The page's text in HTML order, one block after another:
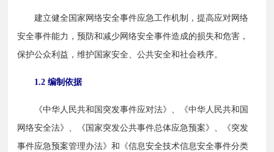
建立健全国家网络安全事件应急工作机制，提高应对网络
安全事件能力，预防和减少网络安全事件造成的损失和危害，
保护公众利益，维护国家安全、公共安全和社会秩序。
1.2 编制依据
《中华人民共和国突发事件应对法》、《中华人民共和国
网络安全法》、《国家突发公共事件总体应急预案》、《突发
事件应急预案管理办法》和《信息安全技术信息安全事件分类